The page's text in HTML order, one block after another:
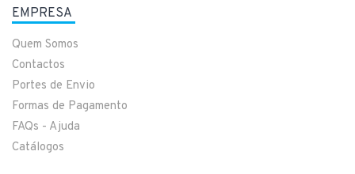
EMPRESA
Quem Somos
Contactos
Portes de Envio
Formas de Pagamento
FAQs - Ajuda
Catálogos